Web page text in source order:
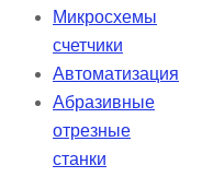
Микросхемы
счетчики
Автоматизация
Абразивные
отрезные
станки